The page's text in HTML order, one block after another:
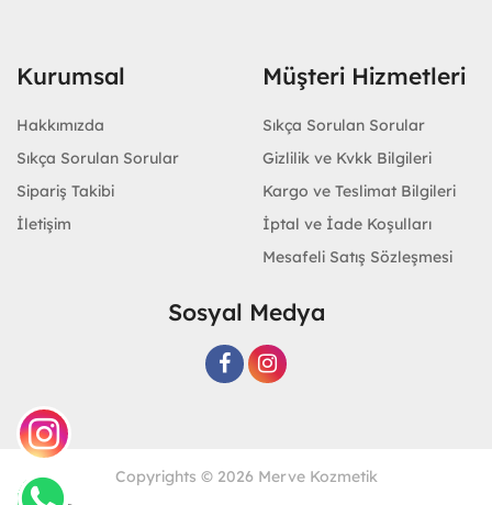
Kurumsal
Hakkımızda
Sıkça Sorulan Sorular
Sipariş Takibi
İletişim
Müşteri Hizmetleri
Sıkça Sorulan Sorular
Gizlilik ve Kvkk Bilgileri
Kargo ve Teslimat Bilgileri
İptal ve İade Koşulları
Mesafeli Satış Sözleşmesi
Sosyal Medya
Copyrights © 2026 Merve Kozmetik